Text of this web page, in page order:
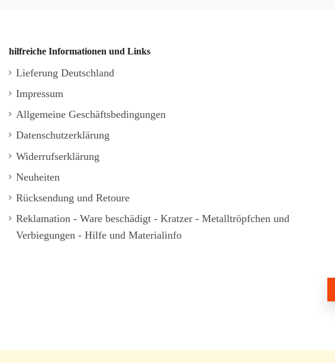
hilfreiche Informationen und Links
Lieferung Deutschland
Impressum
Allgemeine Geschäftsbedingungen
Datenschutzerklärung
Widerrufserklärung
Neuheiten
Rücksendung und Retoure
Reklamation - Ware beschädigt - Kratzer - Metalltröpfchen und
Verbiegungen - Hilfe und Materialinfo